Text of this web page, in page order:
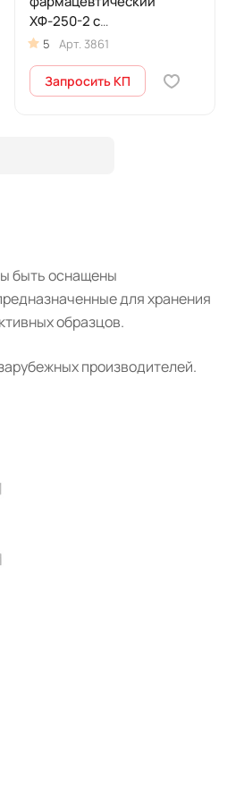
ХФ-250-2 с
металлической дверью
5 Арт.3861
Запросить КП
быть оснащены
для хранения
образцов.
производителей.